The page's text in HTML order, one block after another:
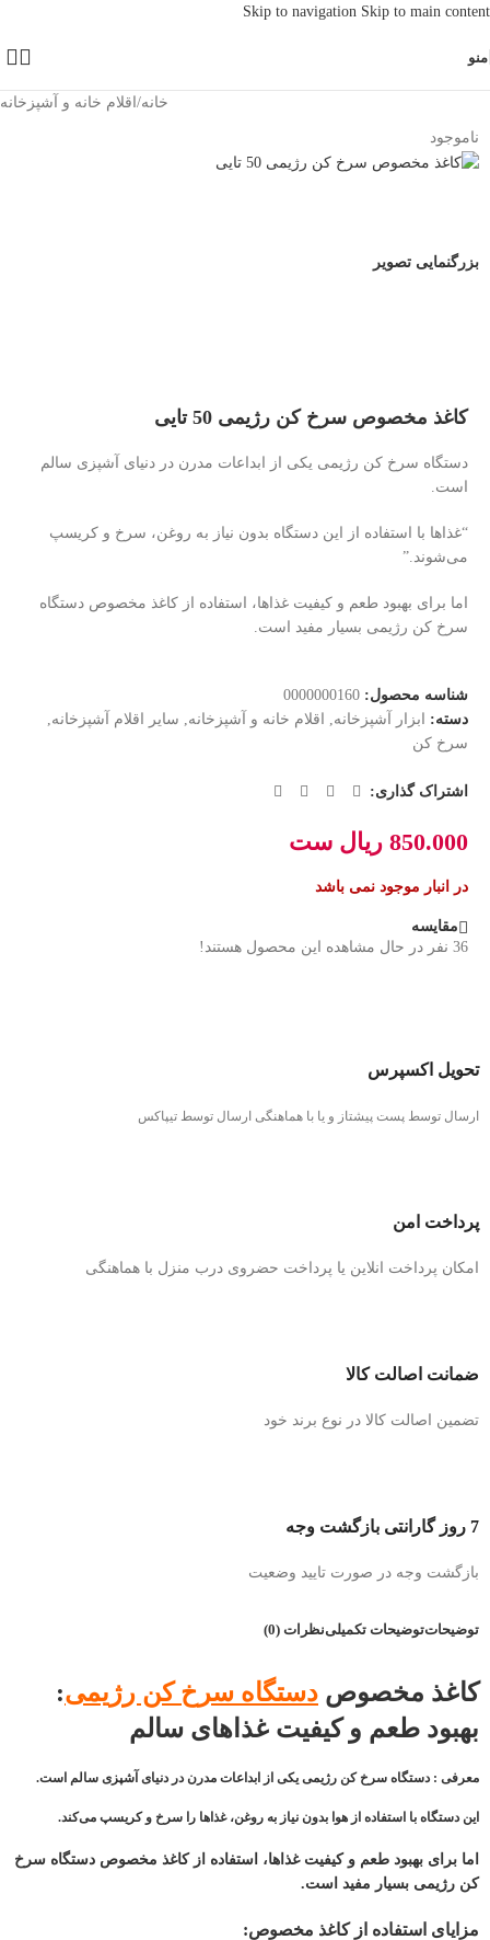
Skip to navigation Skip to main content
منو
خانه/ اقلام خانه و آشپزخانه
ناموجود
بزرگنمایی تصویر
کاغذ مخصوص سرخ کن رژیمی 50 تایی
دستگاه سرخ کن رژیمی یکی از ابداعات مدرن در دنیای آشپزی سالم
است.
“غذاها با استفاده از این دستگاه بدون نیاز به روغن، سرخ و کریسپ
می‌شوند.”
اما برای بهبود طعم و کیفیت غذاها، استفاده از کاغذ مخصوص دستگاه
سرخ کن رژیمی بسیار مفید است.
شناسه محصول: 0000000160
دسته:
ابزار آشپزخانه, اقلام خانه و آشپزخانه, سایر اقلام آشپزخانه,
سرخ کن
اشتراک گذاری:
850.000 ریال ست
در انبار موجود نمی باشد
مقایسه
36 نفر در حال مشاهده این محصول هستند!
تحویل اکسپرس
ارسال توسط پست پیشتاز و یا با هماهنگی ارسال توسط تیپاکس
پرداخت امن
امکان پرداخت انلاین یا پرداخت حضروی درب منزل با هماهنگی
ضمانت اصالت کالا
تضمین اصالت کالا در نوع برند خود
7 روز گارانتی بازگشت وجه
بازگشت وجه در صورت تایید وضعیت
توضیحاتتوضیحات تکمیلینظرات (0)
کاغذ مخصوص دستگاه سرخ کن رژیمی:
بهبود طعم و کیفیت غذاهای سالم
معرفی : دستگاه سرخ کن رژیمی یکی از ابداعات مدرن در دنیای آشپزی سالم است.
این دستگاه با استفاده از هوا بدون نیاز به روغن، غذاها را سرخ و کریسپ می‌کند.
اما برای بهبود طعم و کیفیت غذاها، استفاده از کاغذ مخصوص دستگاه سرخ
کن رژیمی بسیار مفید است.
مزایای استفاده از کاغذ مخصوص: